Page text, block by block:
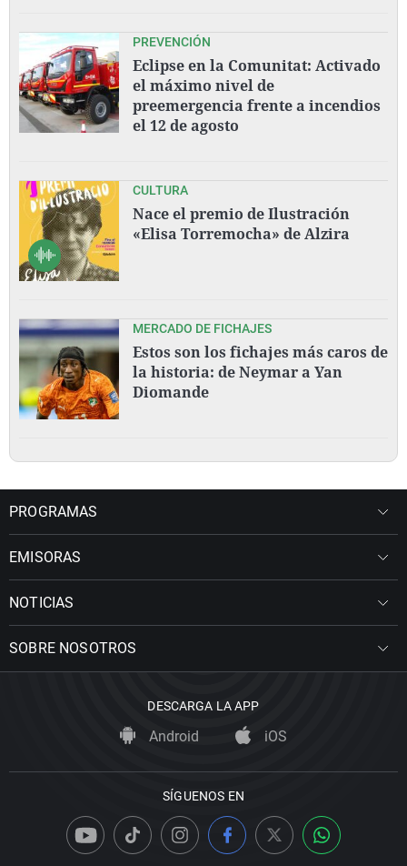
PREVENCIÓN
Eclipse en la Comunitat: Activado
el máximo nivel de
preemergencia frente a incendios
el 12 de agosto
CULTURA
Nace el premio de Ilustración
«Elisa Torremocha» de Alzira
MERCADO DE FICHAJES
Estos son los fichajes más caros de
la historia: de Neymar a Yan
Diomande
PROGRAMAS
EMISORAS
NOTICIAS
SOBRE NOSOTROS
DESCARGA LA APP
Android iOS
SÍGUENOS EN